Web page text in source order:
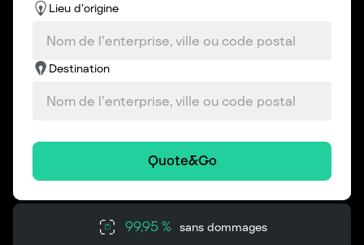
Lieu d’origine
Destination
Quote&Go
99,95 % sans dommages